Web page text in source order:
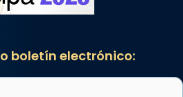
boletín electrónico: